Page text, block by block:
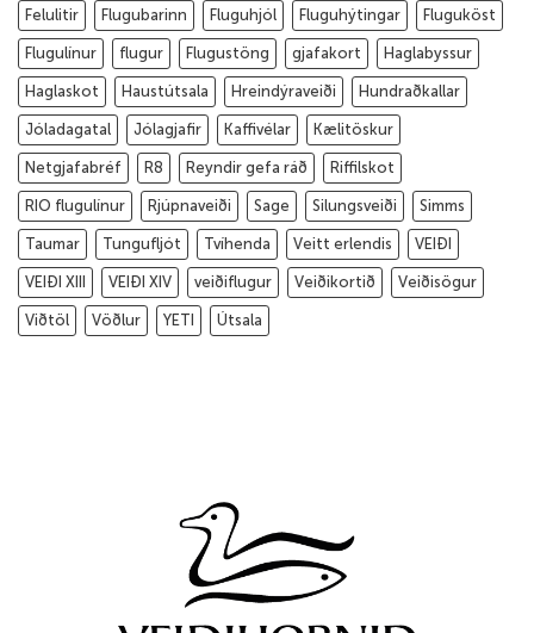
Felulitir Flugubarinn Fluguhjól Fluguhýtingar Fluguköst
Flugulínur flugur Flugustöng gjafakort Haglabyssur
Haglaskot Haustútsala Hreindýraveiði Hundraðkallar
Jóladagatal Jólagjafir Kaffivélar Kælitöskur
Netgjafabréf R8 Reyndir gefa ráð Riffilskot
RIO flugulínur Rjúpnaveiði Sage Silungsveiði Simms
Taumar Tungufljót Tvíhenda Veitt erlendis VEIÐI
VEIÐI XIII VEIÐI XIV veiðiflugur Veiðikortið Veiðisögur
Viðtöl Vöðlur YETI Útsala